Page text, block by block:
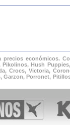
económicos.
Hush
Crocs, Victoria,
Porronet,